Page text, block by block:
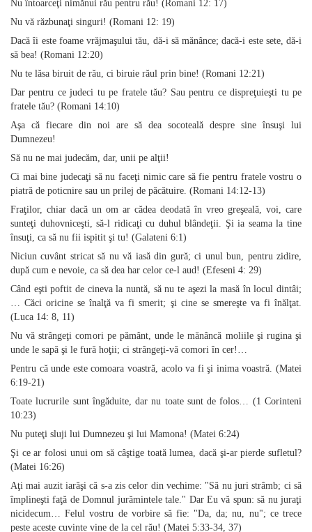
Nu întoarceţi nimănui rău pentru rău! (Romani 12: 17)
Nu vă răzbunaţi singuri! (Romani 12: 19)
Dacă îi este foame vrăjmaşului tău, dă‑i să mănânce; dacă‑i este sete, dă‑i
să bea! (Romani 12:20)
Nu te lăsa biruit de rău, ci biruie răul prin bine! (Romani 12:21)
Dar pentru ce judeci tu pe fratele tău? Sau pentru ce dispreţuieşti tu pe
fratele tău? (Romani 14:10)
Aşa că fiecare din noi are să dea socoteală despre sine însuşi lui
Dumnezeu!
Să nu ne mai judecăm, dar, unii pe alţii!
Ci mai bine judecaţi să nu faceţi nimic care să fie pentru fratele vostru o
piatră de poticnire sau un prilej de păcătuire. (Romani 14:12‑13)
Fraţilor, chiar dacă un om ar cădea deodată în vreo greşeală, voi, care
sunteţi duhovniceşti, să‑l ridicaţi cu duhul blândeţii. Şi ia seama la tine
însuţi, ca să nu fii ispitit şi tu! (Galateni 6:1)
Niciun cuvânt stricat să nu vă iasă din gură; ci unul bun, pentru zidire,
după cum e nevoie, ca să dea har celor ce‑l aud! (Efeseni 4: 29)
Când eşti poftit de cineva la nuntă, să nu te aşezi la masă în locul dintâi;
… Căci oricine se înalţă va fi smerit; şi cine se smereşte va fi înălţat.
(Luca 14: 8, 11)
Nu vă strângeţi comori pe pământ, unde le mănâncă moliile şi rugina şi
unde le sapă şi le fură hoţii; ci strângeţi‑vă comori în cer!…
Pentru că unde este comoara voastră, acolo va fi şi inima voastră. (Matei
6:19‑21)
Toate lucrurile sunt îngăduite, dar nu toate sunt de folos… (1 Corinteni
10:23)
Nu puteţi sluji lui Dumnezeu şi lui Mamona! (Matei 6:24)
Şi ce ar folosi unui om să câştige toată lumea, dacă şi‑ar pierde sufletul?
(Matei 16:26)
Aţi mai auzit iarăşi că s‑a zis celor din vechime: "Să nu juri strâmb; ci să
împlineşti faţă de Domnul jurămintele tale." Dar Eu vă spun: să nu juraţi
nicidecum… Felul vostru de vorbire să fie: "Da, da; nu, nu"; ce trece
peste aceste cuvinte vine de la cel rău! (Matei 5:33‑34, 37)